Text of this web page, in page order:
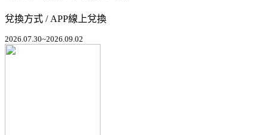
兌換方式 / APP線上兌換
2026.07.30~2026.09.02